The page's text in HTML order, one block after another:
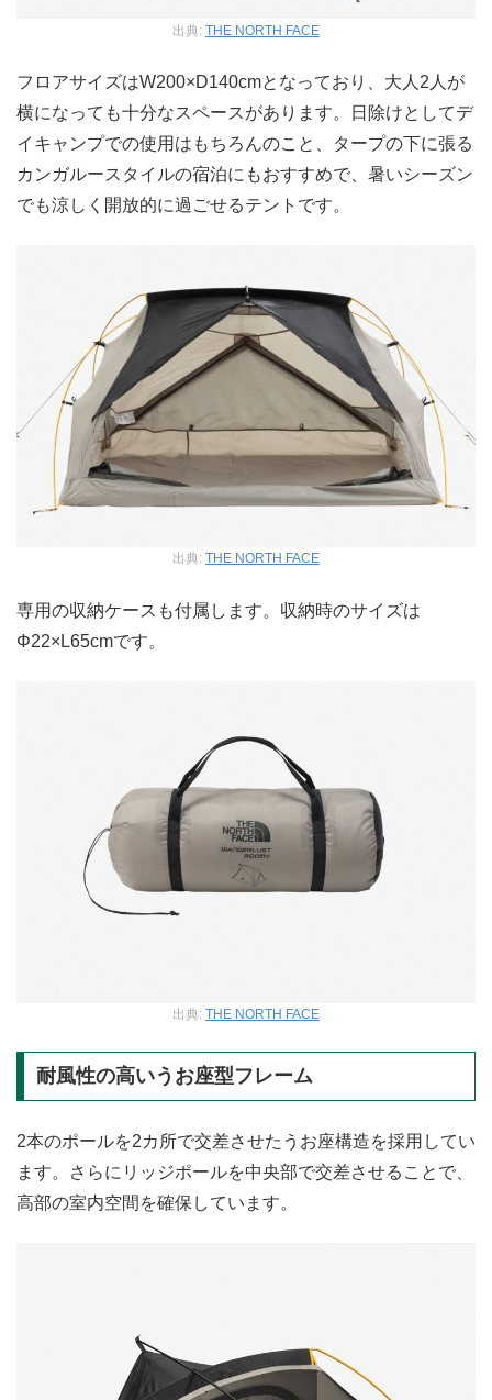
出典: THE NORTH FACE
フロアサイズはW200×D140cmとなっており、大人2人が
横になっても十分なスペースがあります。日除けとしてデ
イキャンプでの使用はもちろんのこと、タープの下に張る
カンガルースタイルの宿泊にもおすすめで、暑いシーズン
でも涼しく開放的に過ごせるテントです。
出典: THE NORTH FACE
専用の収納ケースも付属します。収納時のサイズは
Φ22×L65cmです。
出典: THE NORTH FACE
耐風性の高いうお座型フレーム
2本のポールを2カ所で交差させたうお座構造を採用してい
ます。さらにリッジポールを中央部で交差させることで、
高部の室内空間を確保しています。